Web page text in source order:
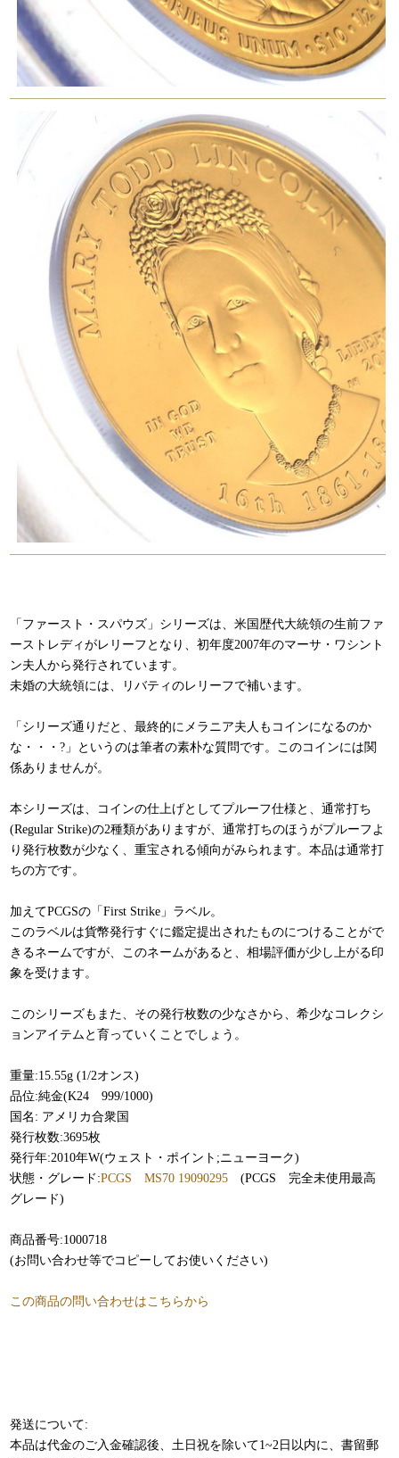
「ファースト・スパウズ」シリーズは、米国歴代大統領の生前ファ
ーストレディがレリーフとなり、初年度2007年のマーサ・ワシント
ン夫人から発行されています。
未婚の大統領には、リバティのレリーフで補います。
「シリーズ通りだと、最終的にメラニア夫人もコインになるのか
な・・・?」というのは筆者の素朴な質問です。このコインには関
係ありませんが。
本シリーズは、コインの仕上げとしてプルーフ仕様と、通常打ち
(Regular Strike)の2種類がありますが、通常打ちのほうがプルーフよ
り発行枚数が少なく、重宝される傾向がみられます。本品は通常打
ちの方です。
加えてPCGSの「First Strike」ラベル。
このラベルは貨幣発行すぐに鑑定提出されたものにつけることがで
きるネームですが、このネームがあると、相場評価が少し上がる印
象を受けます。
このシリーズもまた、その発行枚数の少なさから、希少なコレクシ
ョンアイテムと育っていくことでしょう。
重量:15.55g (1/2オンス)
品位:純金(K24 999/1000)
国名: アメリカ合衆国
発行枚数:3695枚
発行年:2010年W(ウェスト・ポイント;ニューヨーク)
状態・グレード:PCGS MS70 19090295 (PCGS 完全未使用最高
グレード)
商品番号:1000718
(お問い合わせ等でコピーしてお使いください)
この商品の問い合わせはこちらから
発送について:
本品は代金のご入金確認後、土日祝を除いて1~2日以内に、書留郵